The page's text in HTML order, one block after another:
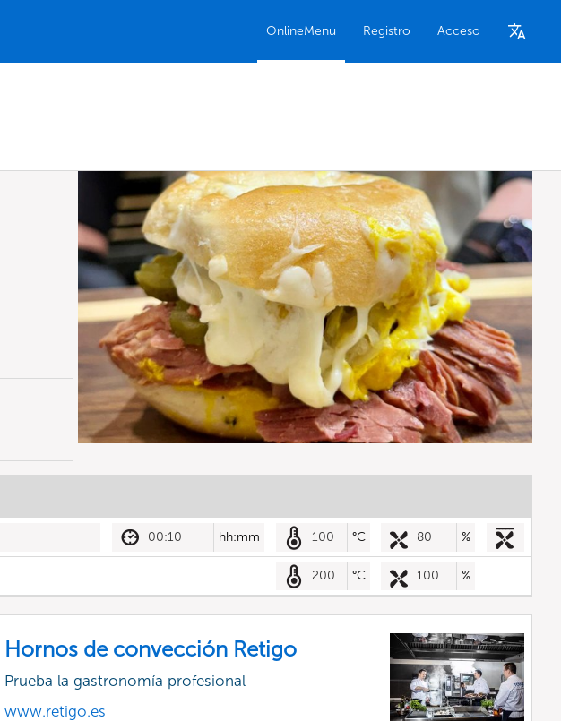
OnlineMenu Registro Acceso
00:10 hh:mm 100 °C 80 %
200 °C 100 %
Hornos de convección Retigo
Prueba la gastronomía profesional
www.retigo.es